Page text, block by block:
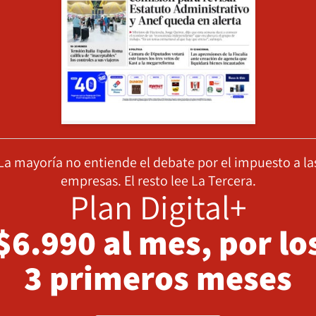
mayoría no entiende el debate por el impuesto a
empresas. El resto lee La Tercera.
Plan Digital+
al mes, por
3 primeros meses